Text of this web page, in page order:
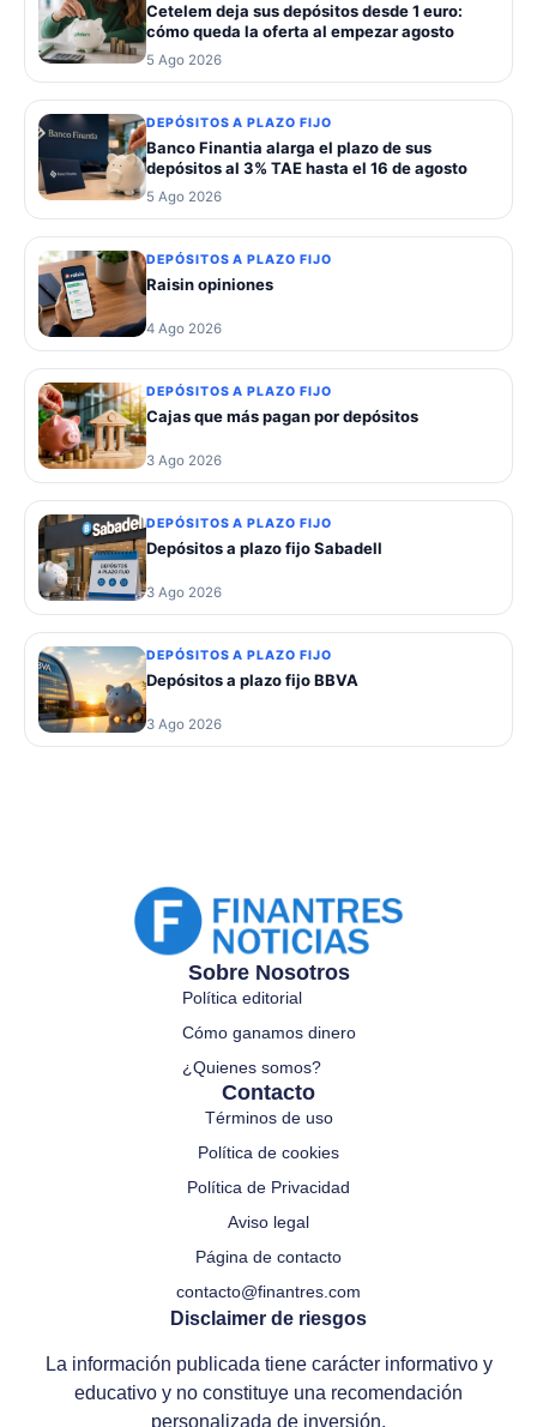
Cetelem deja sus depósitos desde 1 euro:
cómo queda la oferta al empezar agosto
5 Ago 2026
DEPÓSITOS A PLAZO FIJO
Banco Finantia alarga el plazo de sus
depósitos al 3% TAE hasta el 16 de agosto
5 Ago 2026
DEPÓSITOS A PLAZO FIJO
Raisin opiniones
4 Ago 2026
DEPÓSITOS A PLAZO FIJO
Cajas que más pagan por depósitos
3 Ago 2026
DEPÓSITOS A PLAZO FIJO
Depósitos a plazo fijo Sabadell
3 Ago 2026
DEPÓSITOS A PLAZO FIJO
Depósitos a plazo fijo BBVA
3 Ago 2026
Sobre Nosotros
Política editorial
Cómo ganamos dinero
¿Quienes somos?
Contacto
Términos de uso
Política de cookies
Política de Privacidad
Aviso legal
Página de contacto
contacto@finantres.com
Disclaimer de riesgos
La información publicada tiene carácter informativo y
educativo y no constituye una recomendación
personalizada de inversión.